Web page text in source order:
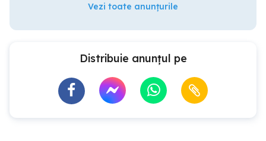
Vezi toate anunțurile
Distribuie anunțul pe